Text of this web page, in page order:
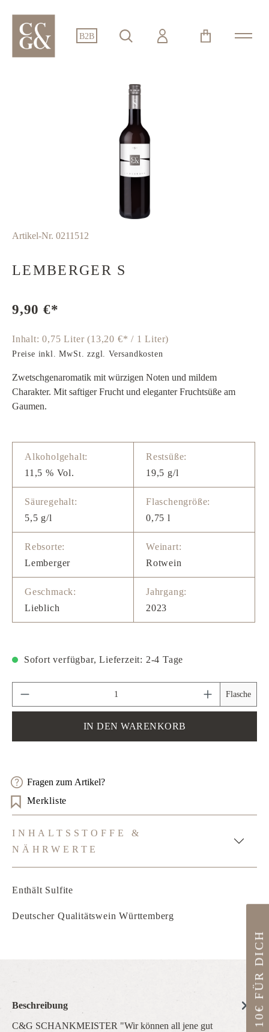
springen
B2B
Artikel-Nr. 0211512
LEMBERGER S
9,90 €*
Inhalt:0,75 Liter(13,20 €* / 1 Liter)
Preise inkl. MwSt. zzgl. Versandkosten
Zwetschgenaromatik mit würzigen Noten und mildem
Charakter. Mit saftiger Frucht und eleganter Fruchtsüße am
Gaumen.
Alkoholgehalt:
11,5 % Vol.
Restsüße:
19,5 g/l
Säuregehalt:
5,5 g/l
Flaschengröße:
0,75 l
Rebsorte:
Lemberger
Weinart:
Rotwein
Geschmack:
Lieblich
Jahrgang:
2023
Sofort verfügbar, Lieferzeit: 2-4 Tage
Produkt Anzahl: Gib den gewünschten Wert
Flasche
IN DEN WARENKORB
Fragen zum Artikel?
Merkliste
INHALTSSTOFFE &
NÄHRWERTE
Enthält Sulfite
Deutscher Qualitätswein Württemberg
Beschreibung
C&G SCHANKMEISTER "Wir können all jene gut
10€ FÜR DICH